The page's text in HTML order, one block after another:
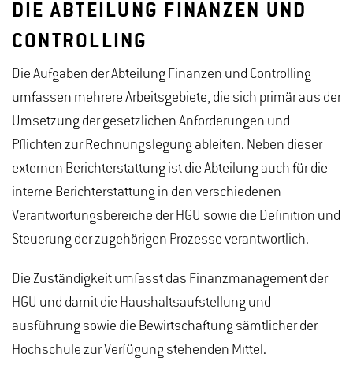
DIE ABTEILUNG FINANZEN UND
CONTROLLING
Die Aufgaben der Abteilung Finanzen und Controlling
umfassen mehrere Arbeitsgebiete, die sich primär aus der
Umsetzung der gesetzlichen Anforderungen und
Pflichten zur Rechnungslegung ableiten. Neben dieser
externen Berichterstattung ist die Abteilung auch für die
interne Berichterstattung in den verschiedenen
Verantwortungsbereiche der HGU sowie die Definition und
Steuerung der zugehörigen Prozesse verantwortlich.
Die Zuständigkeit umfasst das Finanzmanagement der
HGU und damit die Haushaltsaufstellung und -
ausführung sowie die Bewirtschaftung sämtlicher der
Hochschule zur Verfügung stehenden Mittel.